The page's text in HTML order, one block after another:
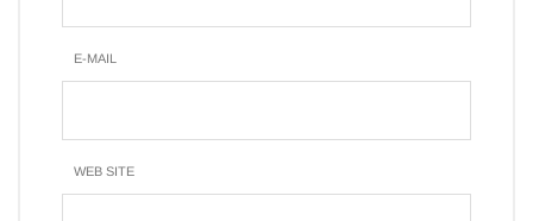
E-MAIL
WEB SITE